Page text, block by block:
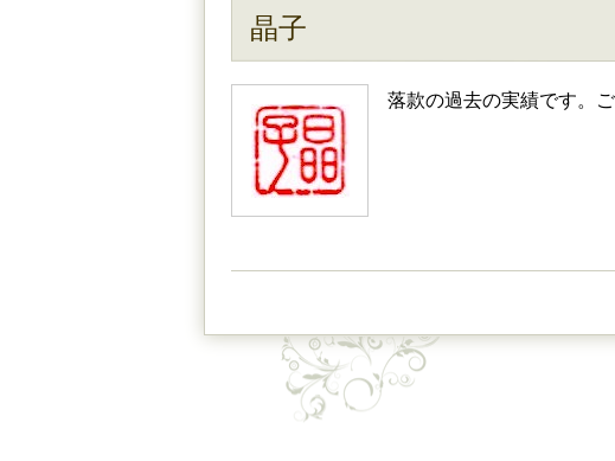
晶子
落款の過去の実績です。